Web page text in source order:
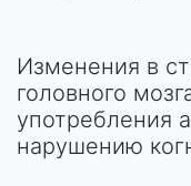
Изменения в
головного
употребления
нарушению